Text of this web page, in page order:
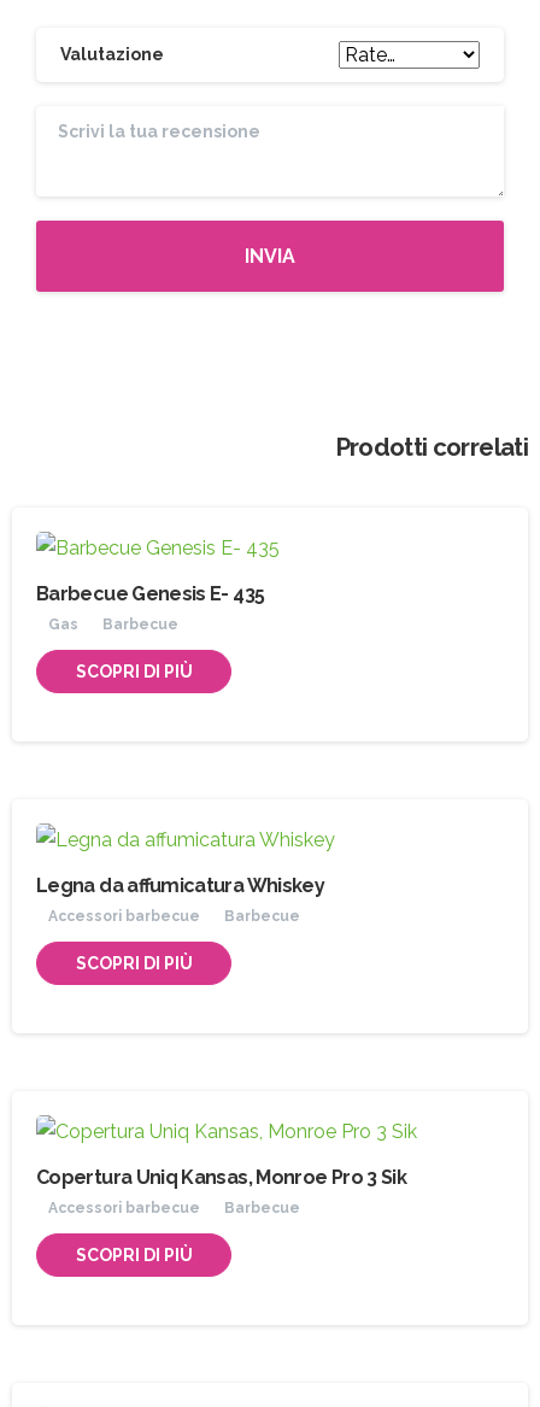
Valutazione
Prodotti correlati
Barbecue Genesis E- 435
Gas Barbecue
SCOPRI DI PIÙ
Legna da affumicatura Whiskey
Accessori barbecue Barbecue
SCOPRI DI PIÙ
Copertura Uniq Kansas, Monroe Pro 3 Sik
Accessori barbecue Barbecue
SCOPRI DI PIÙ